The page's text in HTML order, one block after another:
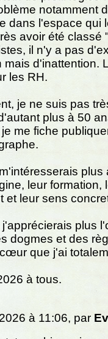
notamment
dans l'espace qui
avoir été classé
il n'y a pas
mais d'inattention.
les RH.
je ne suis pas
plus à 50
me fiche
plus
leur formation,
et leur sens
plus
dogmes et des
que j'ai
à tous.
à 11:06, par